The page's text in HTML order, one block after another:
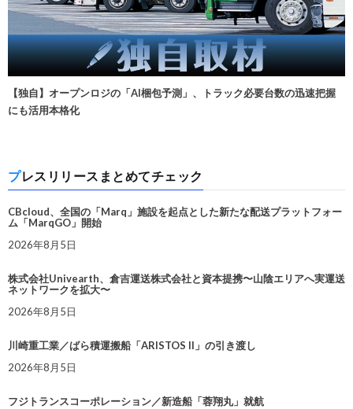
【独自】オープンロジの「AI梱包予測」、トラック必要台数の迅速把握
にも活用本格化
プレスリリースまとめてチェック
CBcloud、全国の「Marq」施設を起点とした新たな配送プラットフォー
ム「MarqGO」開始
2026年8月5日
株式会社Univearth、倉吉運送株式会社と資本提携〜山陰エリアへ実運送
ネットワークを拡大〜
2026年8月5日
川崎重工業／ばら積運搬船「ARISTOS II」の引き渡し
2026年8月5日
フジトランスコーポレーション／新造船「蓉翔丸」就航